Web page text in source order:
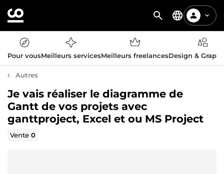
Pour vousMeilleurs servicesMeilleurs freelancesDesign &
Autres
Je vais réaliser le diagramme de
Gantt de vos projets avec
ganttproject, Excel et ou MS Project
Vente0